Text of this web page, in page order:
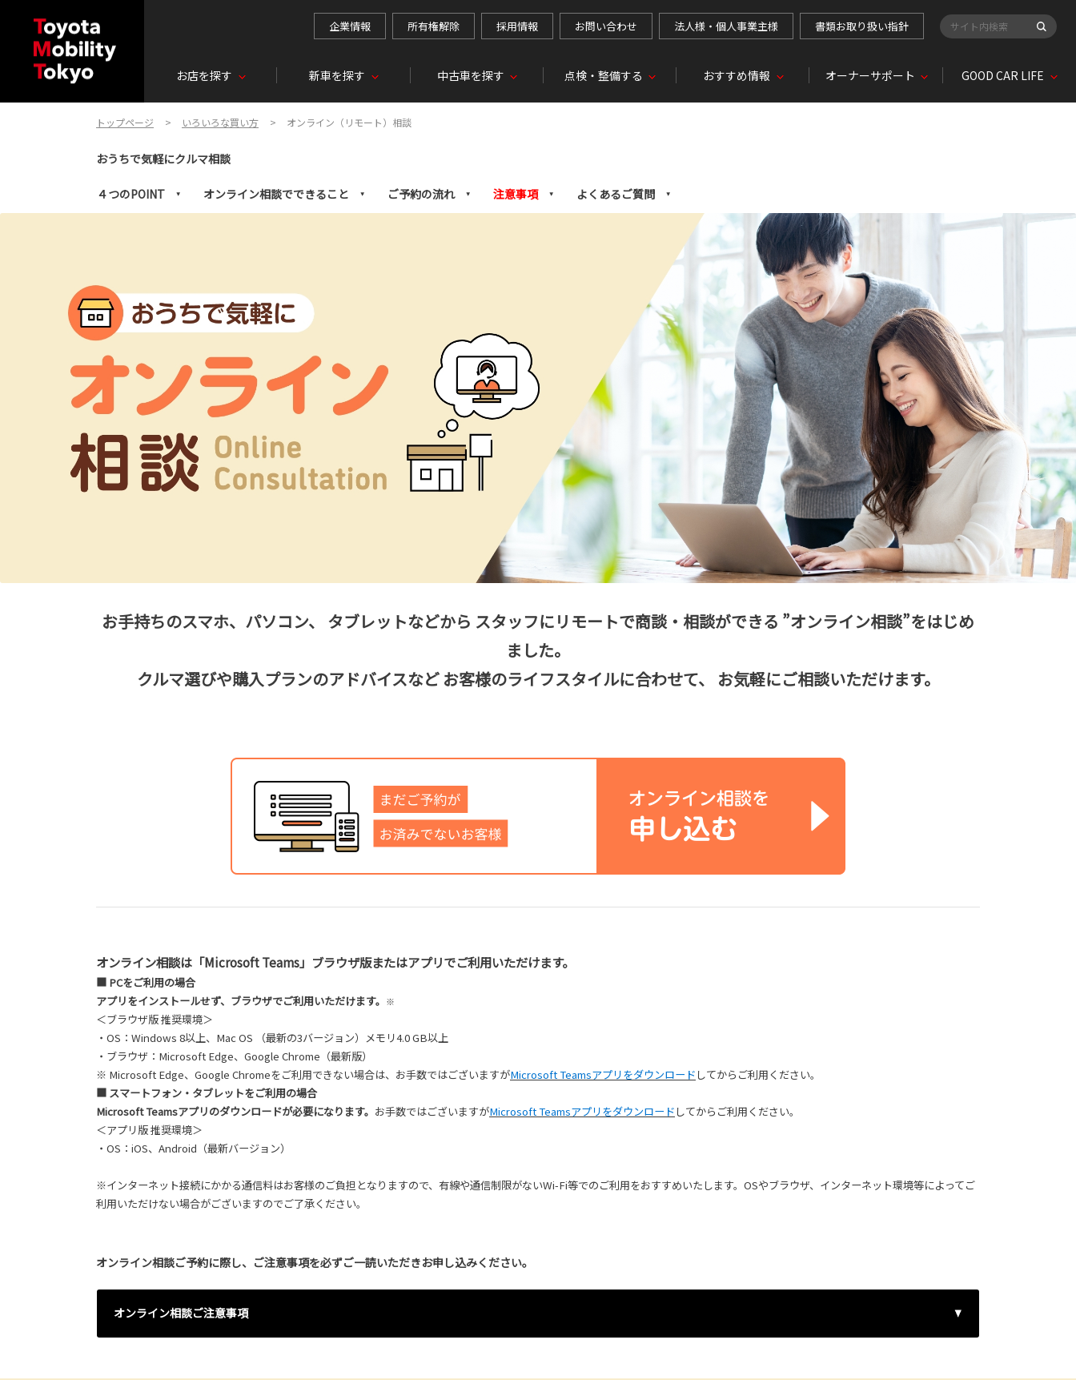
お店を探す 新車を探す 中古車を探す 点検・整備する おすすめ情報 オーナーサポート GOOD CAR LIFE
企業情報 所有権解除 採用情報 お問い合わせ 法人様・個人事業主様 書類お取り扱い指針 検索キーワード入力
トップページ いろいろな買い方 オンライン（リモート）相談
おうちで気軽にクルマ相談
４つのPOINT オンライン相談でできること ご予約の流れ 注意事項 よくあるご質問
お手持ちのスマホ、パソコン、 タブレットなどから スタッフにリモートで商談・相談ができる ”オンライン相談”をはじめ
ました。
クルマ選びや購入プランのアドバイスなどお客様のライフスタイルに合わせて、 お気軽にご相談いただけます。
オンライン相談は「Microsoft Teams」ブラウザ版またはアプリでご利用いただけます。
■ PCをご利用の場合
アプリをインストールせず、ブラウザでご利用いただけます。 ※
＜ブラウザ版 推奨環境＞
・OS：Windows 8以上、Mac OS （最新の3バージョン）メモリ4.0 GB以上
・ブラウザ：Microsoft Edge、Google Chrome（最新版）
※ Microsoft Edge、Google Chromeをご利用できない場合は、お手数ではございますがMicrosoft Teamsアプリをダウンロード してからご利用ください。
■ スマートフォン・タブレットをご利用の場合
Microsoft Teamsアプリのダウンロードが必要になります。 お手数ではございますがMicrosoft Teamsアプリをダウンロード してからご利用ください。
＜アプリ版 推奨環境＞
・OS：iOS、Android（最新バージョン）
※インターネット接続にかかる通信料はお客様のご負担となりますので、有線や通信制限がないWi-Fi等でのご利用をおすすめいたします。OSやブラウザ、インターネット環境等によってご
利用いただけない場合がございますのでご了承ください。
オンライン相談ご予約に際し、ご注意事項を必ずご一読いただきお申し込みください。
オンライン相談ご注意事項